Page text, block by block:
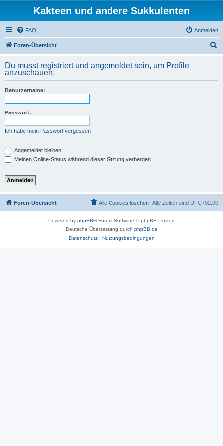
Kakteen und andere Sukkulenten
FAQ Anmelden
Foren-Übersicht
h
Du musst registriert und angemeldet sein, um Profile
anzuschauen.
Benutzername:
Passwort:
Ich habe mein Passwort vergessen
Angemeldet bleiben
Meinen Online-Status während dieser Sitzung verbergen
Foren-Übersicht Alle Zeiten sind UTC+02:00
Alle Cookies löschen
Powered by phpBB® Forum Software © phpBB Limited
Deutsche Übersetzung durch phpBB.de
Datenschutz| Nutzungsbedingungen